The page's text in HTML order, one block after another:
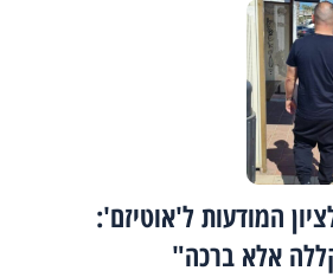
המודעות ל'אוטיזם':
אלא ברכה"